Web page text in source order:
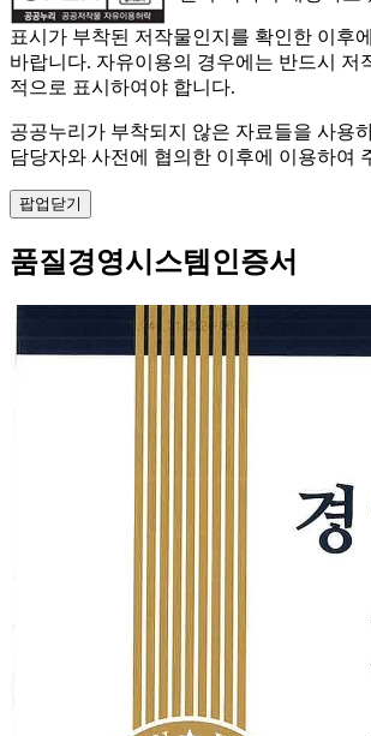
표시가 부착된 저작물인지를 확인한 이후
바랍니다. 자유이용의 경우에는 반드시 저
적으로 표시하여야 합니다.
공공누리가 부착되지 않은 자료들을 사용
담당자와 사전에 협의한 이후에 이용하여
팝업닫기
품질경영시스템인증서